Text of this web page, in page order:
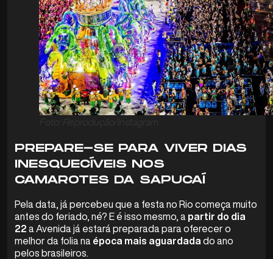
PREPARE-SE PARA VIVER DIAS
INESQUECÍVEIS NOS
CAMAROTES DA SAPUCAÍ
Pela data, já percebeu que a festa no Rio começa muito
antes do feriado, né? E é isso mesmo, a partir do dia
22 a Avenida já estará preparada para oferecer o
melhor da folia na época mais aguardada do ano
pelos brasileiros.